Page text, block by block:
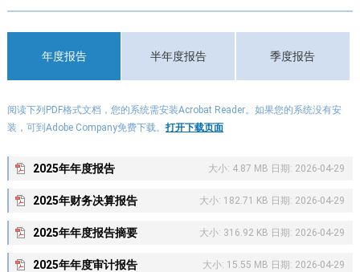
年度报告 半年度报告 季度报告
阅读下列PDF格式文档，您的系统需安装Acrobat Reader。如果您的系统没有安
装，可到Adobe Company免费下载。 打开下载页面
2025年年度报告 大小: 4.87 MB 日期: 2026-04-29
2025年财务决算报告 大小: 182.71 KB 日期: 2026-04-29
2025年年度报告摘要 大小: 316.92 KB 日期: 2026-04-29
2025年年度审计报告 大小: 15.55 MB 日期: 2026-04-29